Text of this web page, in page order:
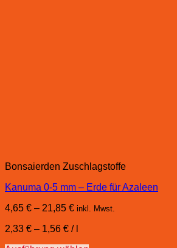
Bonsaierden Zuschlagstoffe
Kanuma 0-5 mm – Erde für Azaleen
4,65 € – 21,85 € inkl. Mwst.
2,33 € – 1,56 € /